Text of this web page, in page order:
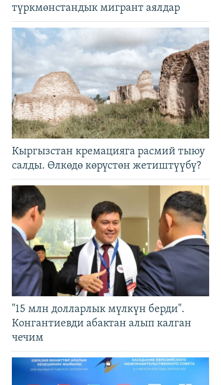
түркмөнстандык мигрант аялдар
Кыргызстан кремацияга расмий тыюу
салды. Өлкөдө көрүстөн жетиштүүбү?
"15 млн долларлык мүлкүн берди".
Конгантиевди абактан алып калган
чечим